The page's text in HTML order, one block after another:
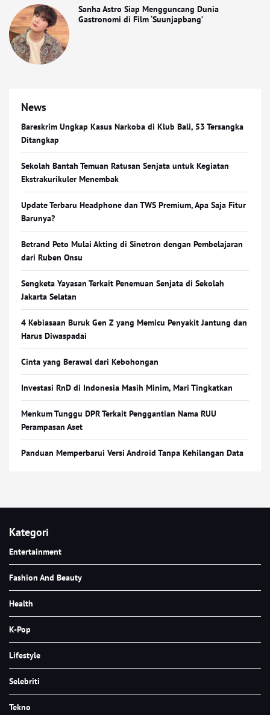
Sanha Astro Siap Mengguncang Dunia
Gastronomi di Film ‘Suunjapbang’
News
Bareskrim Ungkap Kasus Narkoba di Klub Bali, 53 Tersangka
Ditangkap
Sekolah Bantah Temuan Ratusan Senjata untuk Kegiatan
Ekstrakurikuler Menembak
Update Terbaru Headphone dan TWS Premium, Apa Saja Fitur
Barunya?
Betrand Peto Mulai Akting di Sinetron dengan Pembelajaran
dari Ruben Onsu
Sengketa Yayasan Terkait Penemuan Senjata di Sekolah
Jakarta Selatan
4 Kebiasaan Buruk Gen Z yang Memicu Penyakit Jantung dan
Harus Diwaspadai
Cinta yang Berawal dari Kebohongan
Investasi RnD di Indonesia Masih Minim, Mari Tingkatkan
Menkum Tunggu DPR Terkait Penggantian Nama RUU
Perampasan Aset
Panduan Memperbarui Versi Android Tanpa Kehilangan Data
Kategori
Entertainment
Fashion And Beauty
Health
K-Pop
Lifestyle
Selebriti
Tekno